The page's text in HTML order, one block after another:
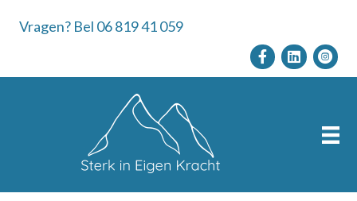
Vragen? Bel 06 819 41 059